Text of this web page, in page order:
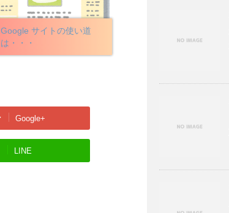
Google サイトの使い道
は・・・
Google+
LINE